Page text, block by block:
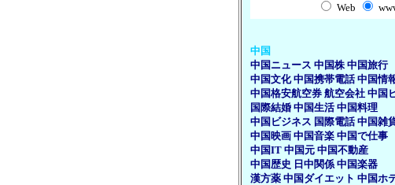
Web
中国
中国ニュース 中国株 中国旅行
中国文化 中国携帯電話 中国情
中国格安航空券 航空会社 中国
国際結婚 中国生活 中国料理
中国ビジネス 国際電話 中国雑
中国映画 中国音楽 中国で仕事
中国IT 中国元 中国不動産
中国歴史 日中関係 中国楽器
漢方薬 中国ダイエット 中国ホ